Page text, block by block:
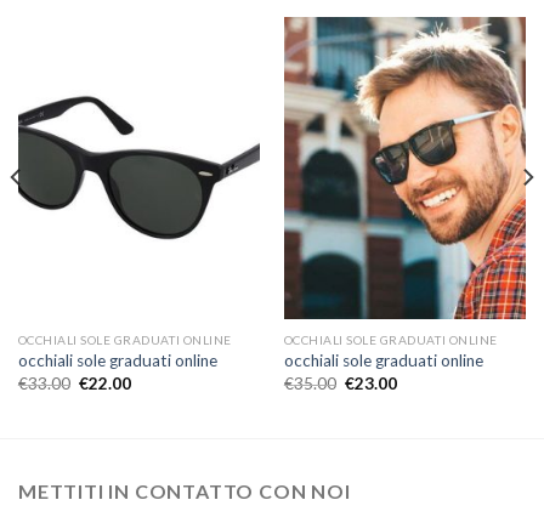
OCCHIALI SOLE GRADUATI ONLINE
occhiali sole graduati online
€33.00 €22.00
OCCHIALI SOLE GRADUATI ONLINE
occhiali sole graduati online
€35.00 €23.00
METTITI IN CONTATTO CON NOI